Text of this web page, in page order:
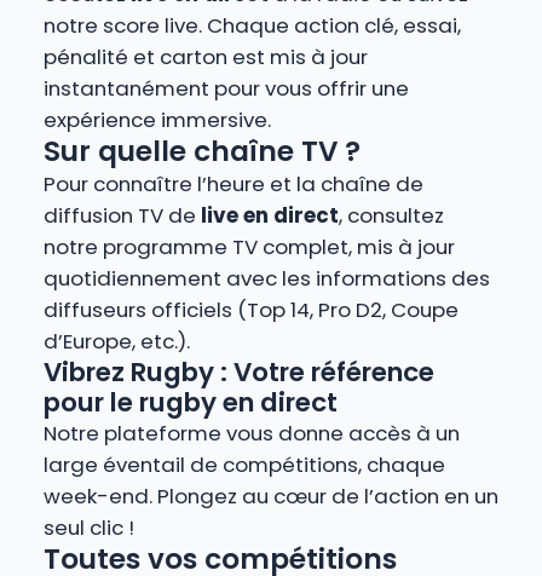
notre score live. Chaque action clé, essai,
pénalité et carton est mis à jour
instantanément pour vous offrir une
expérience immersive.
Sur quelle chaîne TV ?
Pour connaître l’heure et la chaîne de
diffusion TV de live en direct, consultez
notre programme TV complet, mis à jour
quotidiennement avec les informations des
diffuseurs officiels (Top 14, Pro D2, Coupe
d’Europe, etc.).
Vibrez Rugby : Votre référence
pour le rugby en direct
Notre plateforme vous donne accès à un
large éventail de compétitions, chaque
week-end. Plongez au cœur de l’action en un
seul clic !
Toutes vos compétitions